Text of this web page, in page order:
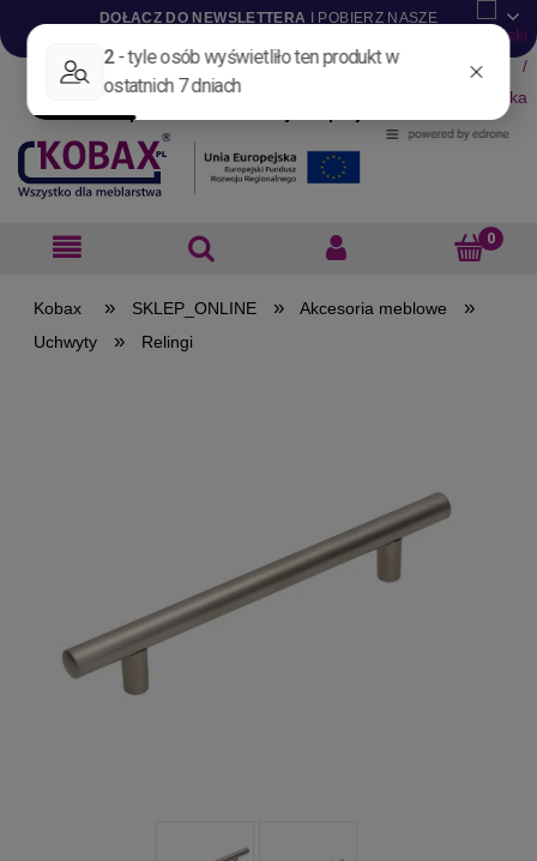
DOŁĄCZ DO NEWSLETTERA I POBIERZ NASZE
Aktualności Nowości
Blog
Pliki do pobrania
» SKLEP_ONLINE » Akcesoria meblowe »
Uchwyty » Relingi